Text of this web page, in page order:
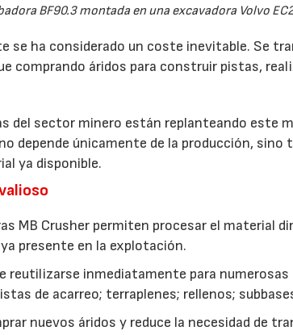
BF90.3 montada en una excavadora Volvo
se ha considerado un coste inevitable. Se
comprando áridos para construir pistas,
del sector minero están replanteando este
depende únicamente de la producción, sino
ya disponible.
MB Crusher permiten procesar el material
presente en la explotación.
reutilizarse inmediatamente para
de acarreo; terraplenes; rellenos;
nuevos áridos y reduce la necesidad de